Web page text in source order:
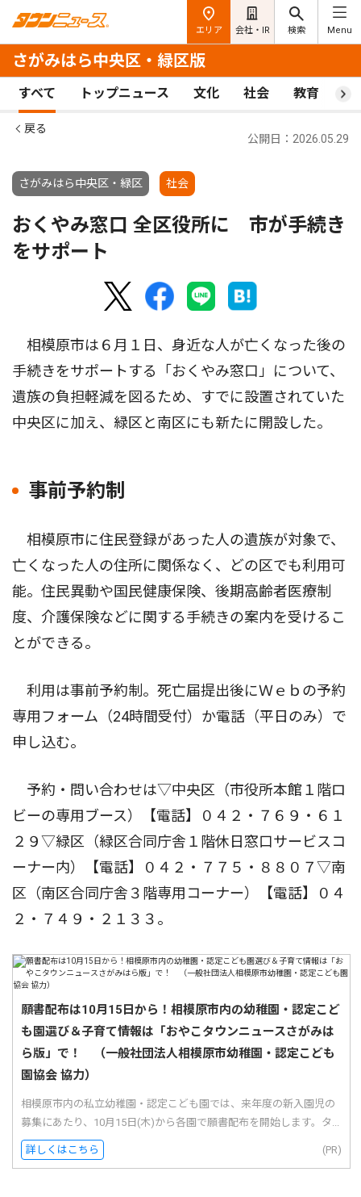
エリア 会社・IR 検索 Menu
さがみはら中央区・緑区版
すべて トップニュース 文化 社会 教育 ス
戻る
さがみはら中央区・緑区 社会
公開日：2026.05.29
おくやみ窓口 全区役所に 市が手続き
をサポート
相模原市は６月１日、身近な人が亡くなった後の
手続きをサポートする「おくやみ窓口」について、
遺族の負担軽減を図るため、すでに設置されていた
中央区に加え、緑区と南区にも新たに開設した。
事前予約制
相模原市に住民登録があった人の遺族が対象で、
亡くなった人の住所に関係なく、どの区でも利用可
能。住民異動や国民健康保険、後期高齢者医療制
度、介護保険などに関する手続きの案内を受けるこ
とができる。
利用は事前予約制。死亡届提出後にＷｅｂの予約
専用フォーム（24時間受付）か電話（平日のみ）で
申し込む。
予約・問い合わせは▽中央区（市役所本館１階ロ
ビーの専用ブース）【電話】０４２・７６９・６１
２９▽緑区（緑区合同庁舎１階休日窓口サービスコ
ーナー内）【電話】０４２・７７５・８８０７▽南
区（南区合同庁舎３階専用コーナー）【電話】０４
２・７４９・２１３３。
願書配布は10月15日から！相模原市内の幼稚園・認定こど
も園選び＆子育て情報は「おやこタウンニュースさがみは
ら版」で！ （一般社団法人相模原市幼稚園・認定こども
園協会 協力）
相模原市内の私立幼稚園・認定こども園では、来年度の新入園児の
募集にあたり、10月15日(木)から各園で願書配布を開始します。タ...
詳しくはこちら (PR)